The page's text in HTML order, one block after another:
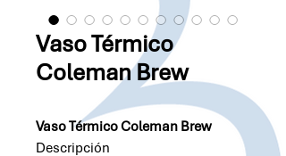
Vaso Térmico
Coleman Brew
Vaso Térmico Coleman Brew
Descripción